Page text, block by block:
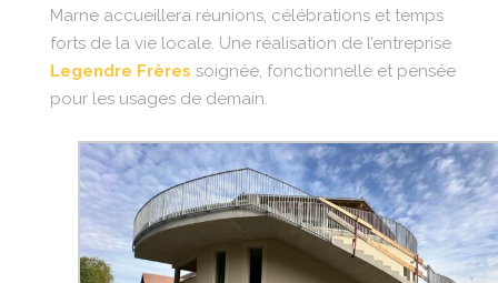
Marne accueillera réunions, célébrations et temps
forts de la vie locale. Une réalisation de l’entreprise
Legendre Frères soignée, fonctionnelle et pensée
pour les usages de demain.